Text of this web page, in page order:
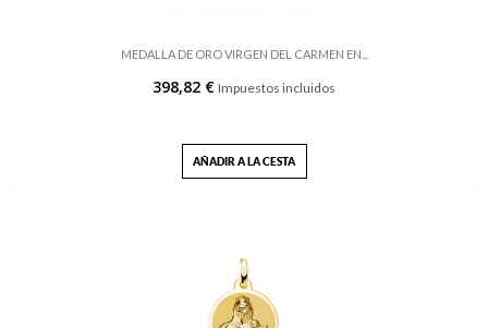
MEDALLA DE ORO VIRGEN DEL CARMEN EN...
398,82 € Impuestos incluidos
AÑADIR A LA CESTA